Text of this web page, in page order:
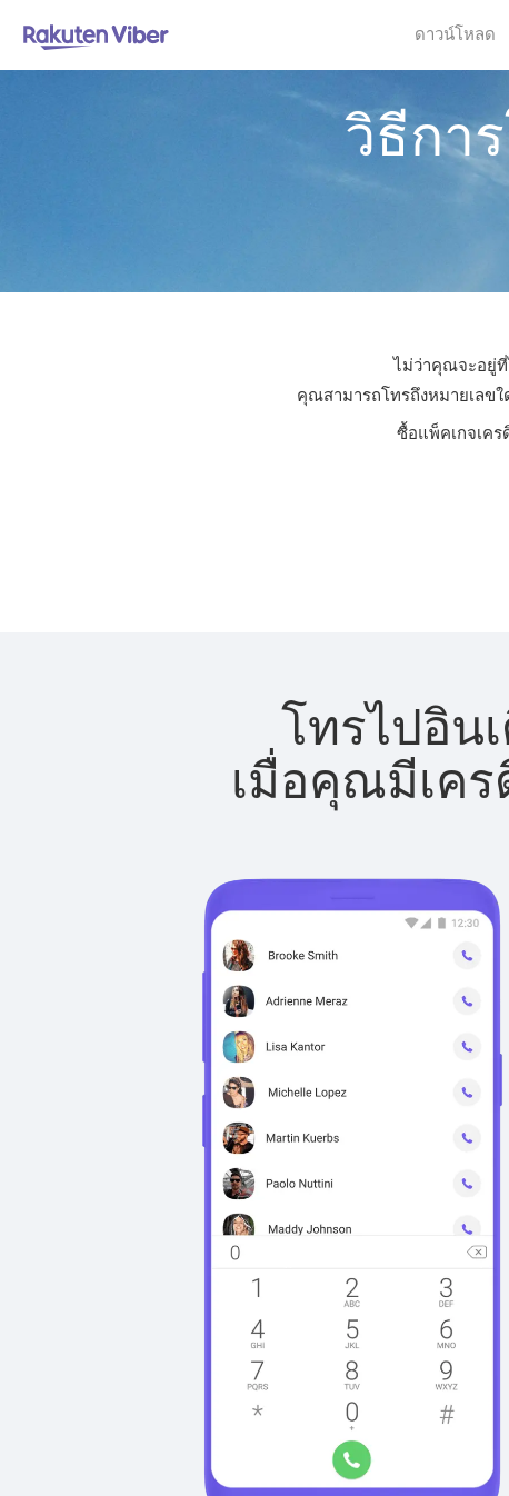
ดาวน์โหลด
วิธีกา
ไม่ว่าคุณจะอยู่ที่
คุณสามารถโทรถึงหมายเลข
ซื้อแพ็คเกจเค
โทรไปอิน
เมื่อคุณมีเค